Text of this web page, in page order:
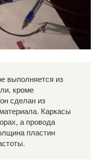
выполняется из
кроме
сделан из
Каркасы
а провода
пластин